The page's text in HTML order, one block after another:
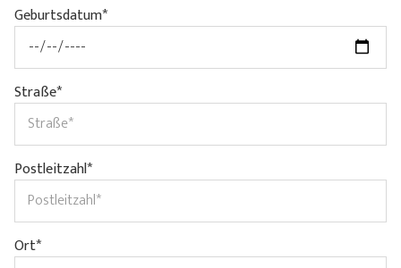
Geburtsdatum*
Straße*
Postleitzahl*
Ort*